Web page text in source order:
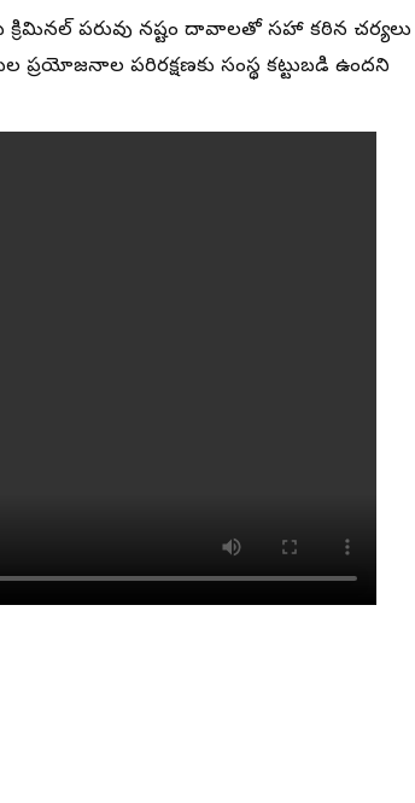
క్రిమినల్ పరువు నష్టం దావాలతో సహా కఠిన చర్యలు
పరిరక్షణకు సంస్థ కట్టుబడి ఉందని